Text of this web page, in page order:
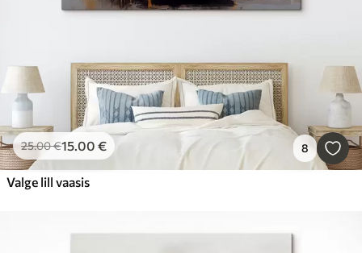
25.00€15.00 € 8
Valge lill vaasis